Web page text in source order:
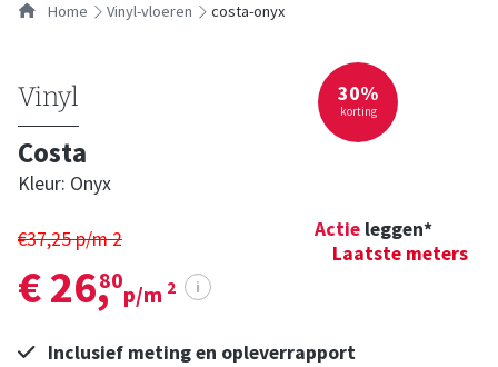
Home
vinyl-vloeren costa-onyx
Vinyl
Costa
Kleur: Onyx
€37,25 p/m2
€ 26,
80
p/m 2 i
Actie leggen*
Laatste meters
Inclusief meting en opleverrapport
30%
korting